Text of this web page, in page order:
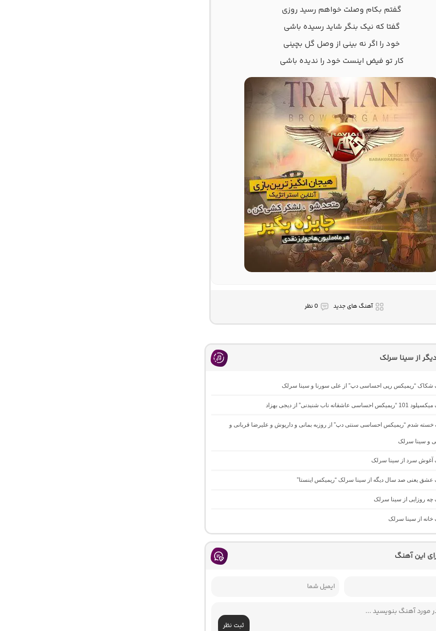
گفتم بکام وصلت خواهم رسید روزی
گفتا که نیک بنگر شاید رسیده باشی
خود را اگر نه بینی از وصل گل بچینی
کار تو فیض اینست خود را ندیده باشی
آهنگ های جدید 0 نظر
از سینا سرلک
شکاک “ریمیکس رپی احساسی دپ” از علی سورنا و سینا سرلک
عاشقانه ناب شنیدنی” از دیجی بهزاد
خسته شدم “ریمیکس احساسی سنتی دپ” از روزبه بمانی و داریوش و علیرضا قربانی و
و سینا سرلک
آغوش سرد از سینا سرلک
عشق یعنی صد سال دیگه از سینا سرلک “ریمیکس اینستا”
چه روزایی از سینا سرلک
خانه از سینا سرلک
این آهنگ
ثبت نظر